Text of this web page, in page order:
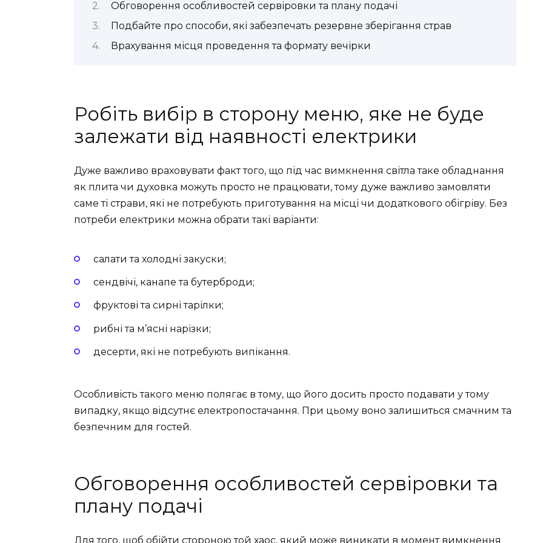
Обговорення особливостей сервіровки та плану подачі
Подбайте про способи, які забезпечать резервне зберігання страв
Врахування місця проведення та формату вечірки
Робіть вибір в сторону меню, яке не буде
залежати від наявності електрики
Дуже важливо враховувати факт того, що під час вимкнення світла таке обладнання
як плита чи духовка можуть просто не працювати, тому дуже важливо замовляти
саме ті страви, які не потребують приготування на місці чи додаткового обігріву. Без
потреби електрики можна обрати такі варіанти:
салати та холодні закуски;
сендвічі, канапе та бутерброди;
фруктові та сирні тарілки;
рибні та м’ясні нарізки;
десерти, які не потребують випікання.
Особливість такого меню полягає в тому, що його досить просто подавати у тому
випадку, якщо відсутнє електропостачання. При цьому воно залишиться смачним та
безпечним для гостей.
Обговорення особливостей сервіровки та
плану подачі
Для того, щоб обійти стороною той хаос, який може виникати в момент вимкнення